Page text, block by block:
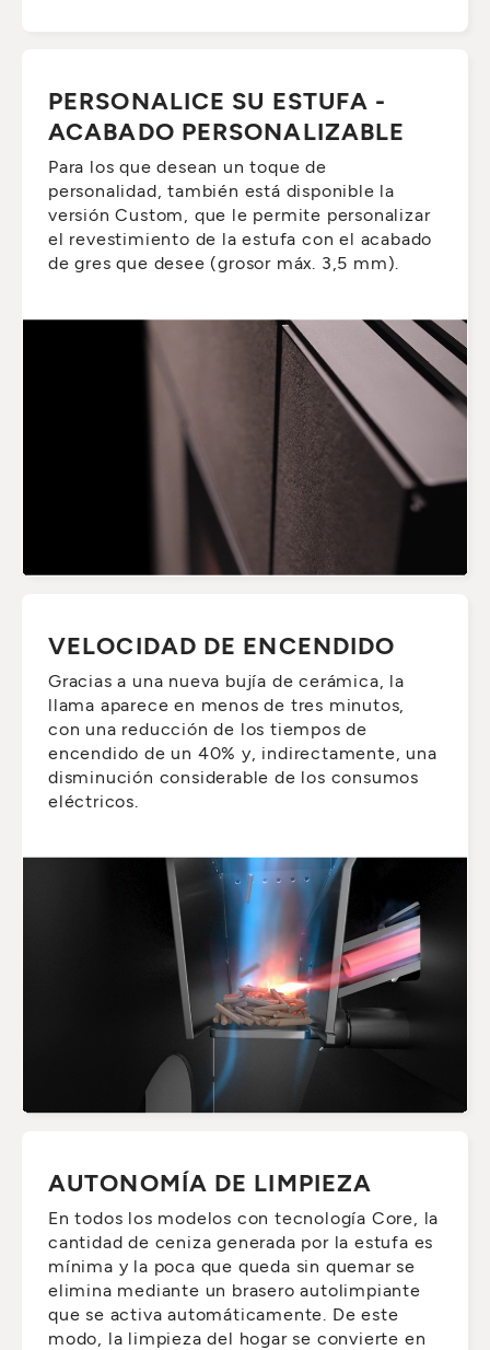
PERSONALICE SU ESTUFA -
ACABADO PERSONALIZABLE
Para los que desean un toque de
personalidad, también está disponible la
versión Custom, que le permite personalizar
el revestimiento de la estufa con el acabado
de gres que desee (grosor máx. 3,5 mm).
VELOCIDAD DE ENCENDIDO
Gracias a una nueva bujía de cerámica, la
llama aparece en menos de tres minutos,
con una reducción de los tiempos de
encendido de un 40% y, indirectamente, una
disminución considerable de los consumos
eléctricos.
AUTONOMÍA DE LIMPIEZA
En todos los modelos con tecnología Core, la
cantidad de ceniza generada por la estufa es
mínima y la poca que queda sin quemar se
elimina mediante un brasero autolimpiante
que se activa automáticamente. De este
modo, la limpieza del hogar se convierte en